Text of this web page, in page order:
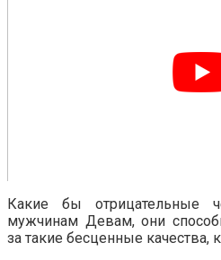
Какие бы отрицательные
мужчинам Девам, они
за такие бесценные качества,